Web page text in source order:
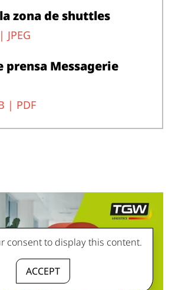
zona de shuttles
JPEG
prensa Messagerie
| PDF
consent to display this content.
ACCEPT